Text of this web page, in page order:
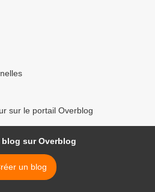
sur le portail Overblog
blog sur Overblog
un blog